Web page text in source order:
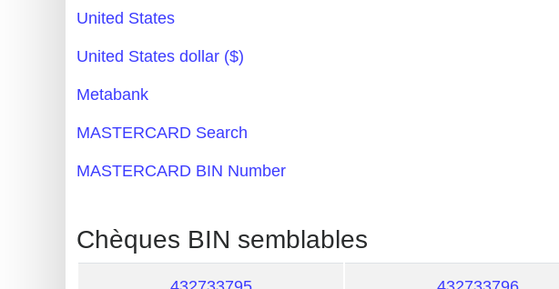
Card
Checker
What
My
Address
?
United States
United States dollar ($)
Metabank
MASTERCARD Search
MASTERCARD BIN Number
Chèques BIN semblables